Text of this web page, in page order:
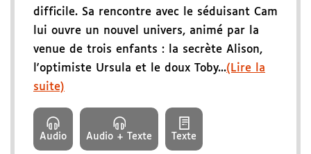
difficile. Sa rencontre avec le séduisant Cam
lui ouvre un nouvel univers, animé par la
venue de trois enfants : la secrète Alison,
l'optimiste Ursula et le doux Toby...(Lire la
suite)
Audio Audio + Texte Texte